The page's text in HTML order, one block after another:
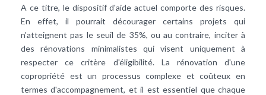
A ce titre, le dispositif d'aide actuel comporte des risques.
En effet, il pourrait décourager certains projets qui
n'atteignent pas le seuil de 35%, ou au contraire, inciter à
des rénovations minimalistes qui visent uniquement à
respecter ce critère d'éligibilité. La rénovation d'une
copropriété est un processus complexe et coûteux en
termes d'accompagnement, et il est essentiel que chaque